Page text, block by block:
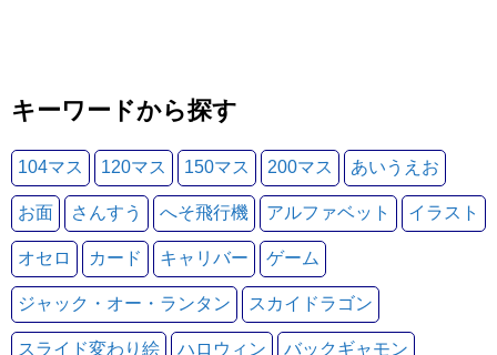
キーワードから探す
104マス 120マス 150マス 200マス あいうえお
お面 さんすう へそ飛行機 アルファベット イラスト
オセロ カード キャリバー ゲーム
ジャック・オー・ランタン スカイドラゴン
スライド変わり絵 ハロウィン バックギャモン